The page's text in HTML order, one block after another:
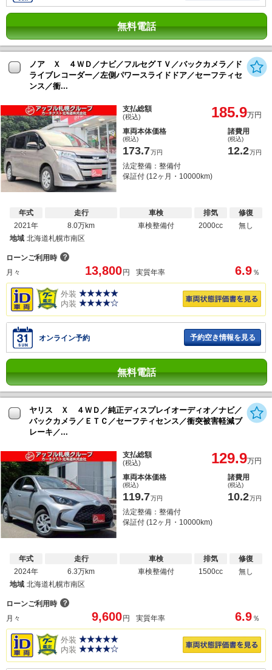
無料電話
ノア Ｘ ４ＷＤ／ナビ／フルセグＴＶ／バックカメラ／ド
ライブレコーダー／左側パワースライドドア／セーフティセ
ンス／衝...
支払総額
(税込) 185.9万円
車両本体価格
(税込)
173.7万円
諸費用
(税込)
12.2万円
法定整備：整備付
保証付 (12ヶ月・10000km)
年式
2021年
走行
8.0万km
車検
車検整備付
排気
2000cc
修復
無し
地域 北海道札幌市南区
ローンご利用時 ？
月々
13,800円 実質年率 6.9 ％
外装
内装
オンライン予約 予約空き情報を見る
無料電話
ヤリス Ｘ ４ＷＤ／純正ディスプレイオーディオ／ナビ／
バックカメラ／ＥＴＣ／セーフティセンス／衝突被害軽減ブ
レーキ／...
支払総額
(税込) 129.9万円
車両本体価格
(税込)
119.7万円
諸費用
(税込)
10.2万円
法定整備：整備付
保証付 (12ヶ月・10000km)
年式
2024年
走行
6.3万km
車検
車検整備付
排気
1500cc
修復
無し
地域 北海道札幌市南区
ローンご利用時 ？
月々
9,600円 実質年率 6.9 ％
外装
内装